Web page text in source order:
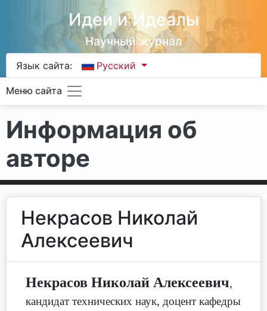
Идеи и Идеалы
Научный журнал
Язык сайта: Русский
Меню сайта
Информация об
авторе
Некрасов Николай
Алексеевич
Некрасов Николай Алексеевич,
кандидат технических наук, доцент кафедры